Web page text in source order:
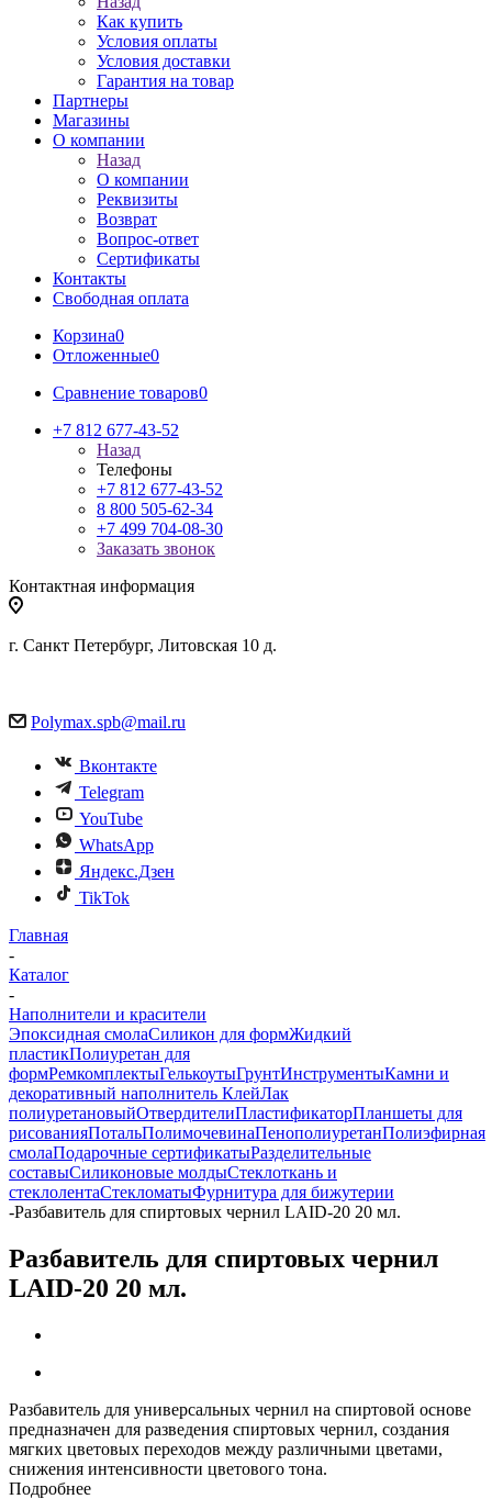
Как купить
Условия оплаты
Условия доставки
Гарантия на товар
Партнеры
Магазины
О компании
Назад
О компании
Реквизиты
Возврат
Вопрос-ответ
Сертификаты
Контакты
Свободная оплата
Корзина0
Отложенные0
Сравнение товаров0
+7 812 677-43-52
Назад
Телефоны
+7 812 677-43-52
8 800 505-62-34
+7 499 704-08-30
Заказать звонок
Контактная информация
г. Санкт Петербург, Литовская 10 д.
Polymax.spb@mail.ru
Вконтакте
Telegram
YouTube
WhatsApp
Яндекс.Дзен
TikTok
Главная
-
Каталог
-
Наполнители и красители
Эпоксидная смолаСиликон для формЖидкий
пластикПолиуретан для
формРемкомплектыГелькоутыГрунтИнструментыКамни и
декоративный наполнитель КлейЛак
полиуретановыйОтвердителиПластификаторПланшеты для
рисованияПотальПолимочевинаПенополиуретанПолиэфирная
смолаПодарочные сертификатыРазделительные
составыСиликоновые молдыСтеклоткань и
стеклолентаСтекломатыФурнитура для бижутерии
-Разбавитель для спиртовых чернил LAID-20 20 мл.
Разбавитель для спиртовых чернил
LAID-20 20 мл.
Разбавитель для универсальных чернил на спиртовой основе
предназначен для разведения спиртовых чернил, создания
мягких цветовых переходов между различными цветами,
снижения интенсивности цветового тона.
Подробнее